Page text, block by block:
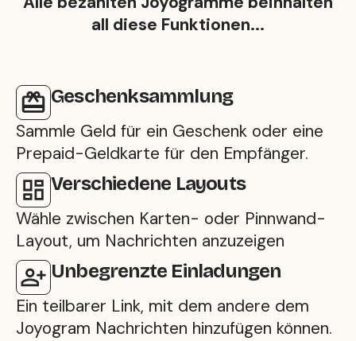
all diese Funktionen...
Geschenksammlung
Sammle Geld für ein Geschenk oder eine
Prepaid-Geldkarte für den Empfänger.
Verschiedene Layouts
Wähle zwischen Karten- oder Pinnwand-
Layout, um Nachrichten anzuzeigen
Unbegrenzte Einladungen
Ein teilbarer Link, mit dem andere dem
Joyogram Nachrichten hinzufügen können.